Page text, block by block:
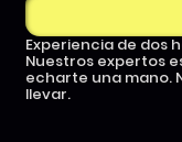
Experiencia de dos
Nuestros expertos
echarte una mano.
llevar.